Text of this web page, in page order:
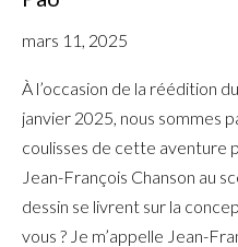
mars 11, 2025
À l’occasion de la réédition
janvier 2025, nous sommes
coulisses de cette aventure
Jean-François Chanson au
dessin se livrent sur la
vous ? Je m’appelle Jean-
Pao